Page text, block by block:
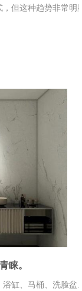
但这种趋势非常
睐。
缸、马桶、洗脸